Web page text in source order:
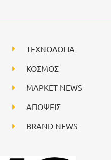
ΤΕΧΝΟΛΟΓΙΑ
ΚΟΣΜΟΣ
ΜΑΡΚΕΤ NEWS
ΑΠΟΨΕΙΣ
BRAND NEWS